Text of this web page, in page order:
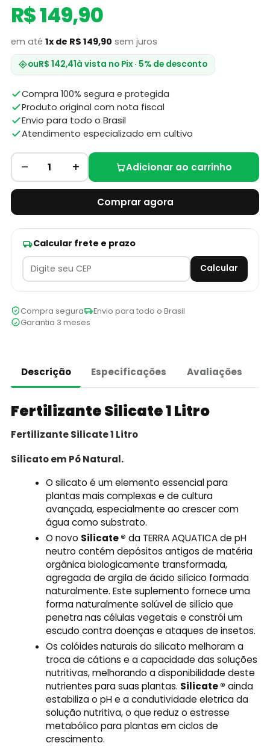
R$ 149,90
em até 1x de R$ 149,90 sem juros
ouR$ 142,41à vista no Pix · 5% de desconto
Compra 100% segura e protegida
Produto original com nota fiscal
Envio para todo o Brasil
Atendimento especializado em cultivo
– 1 + Adicionar ao carrinho
Comprar agora
Calcular frete e prazo
Calcular
Compra segura
Envio para todo o Brasil
Garantia 3 meses
Descrição Especificações Avaliações
Fertilizante Silicate 1 Litro
Fertilizante Silicate 1 Litro
Silicato em Pó Natural.
O silicato é um elemento essencial para
plantas mais complexas e de cultura
avançada, especialmente ao crescer com
água como substrato.
O novo Silicate ® da TERRA AQUATICA de pH
neutro contém depósitos antigos de matéria
orgânica biologicamente transformada,
agregada de argila de ácido silícico formada
naturalmente. Este suplemento fornece uma
forma naturalmente solúvel de silício que
penetra nas células vegetais e constrói um
escudo contra doenças e ataques de insetos.
Os colóides naturais do silicato melhoram a
troca de cátions e a capacidade das soluções
nutritivas, melhorando a disponibilidade deste
nutrientes para suas plantas. Silicate ® ainda
estabiliza o pH e a condutividade eletrica da
solução nutritiva, o que reduz o estresse
metabólico para plantas em ciclos de
crescimento.